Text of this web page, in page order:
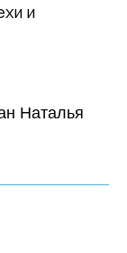
и
Наталья